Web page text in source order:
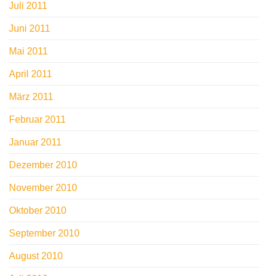
Juli 2011
Juni 2011
Mai 2011
April 2011
März 2011
Februar 2011
Januar 2011
Dezember 2010
November 2010
Oktober 2010
September 2010
August 2010